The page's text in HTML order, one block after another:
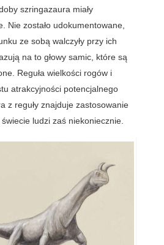
szringazaura miały
Nie zostało udokumentowane,
ze sobą walczyły przy ich
na to głowy samic, które są
Reguła wielkości rogów i
atrakcyjności potencjalnego
z reguły znajduje zastosowanie
ludzi zaś niekoniecznie.